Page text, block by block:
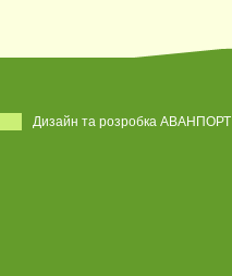
Дизайн та розробка АВАНПОРТ